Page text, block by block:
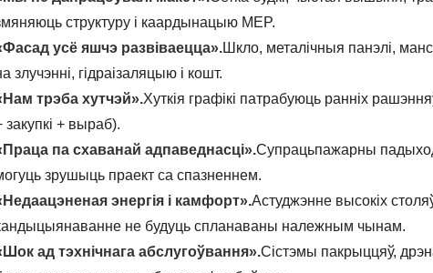
структуру і каардынацыю MEP.
усё яшчэ развіваецца».Шкло, металічныя панэлі,
злучэнні, гідраізаляцыю і кошт.
трэба хутчэй».Хуткія графікі патрабуюць ранніх
закупкі + выраб).
па схаванай адпаведнасці».Супрацьпажарны
зрушыць праект са спазненнем.
энергія і камфорт».Астуджэнне высокіх
не будуць спланаваны належным чынам.
ад тэхнічнага абслугоўвання».Сістэмы пакрыццяў,